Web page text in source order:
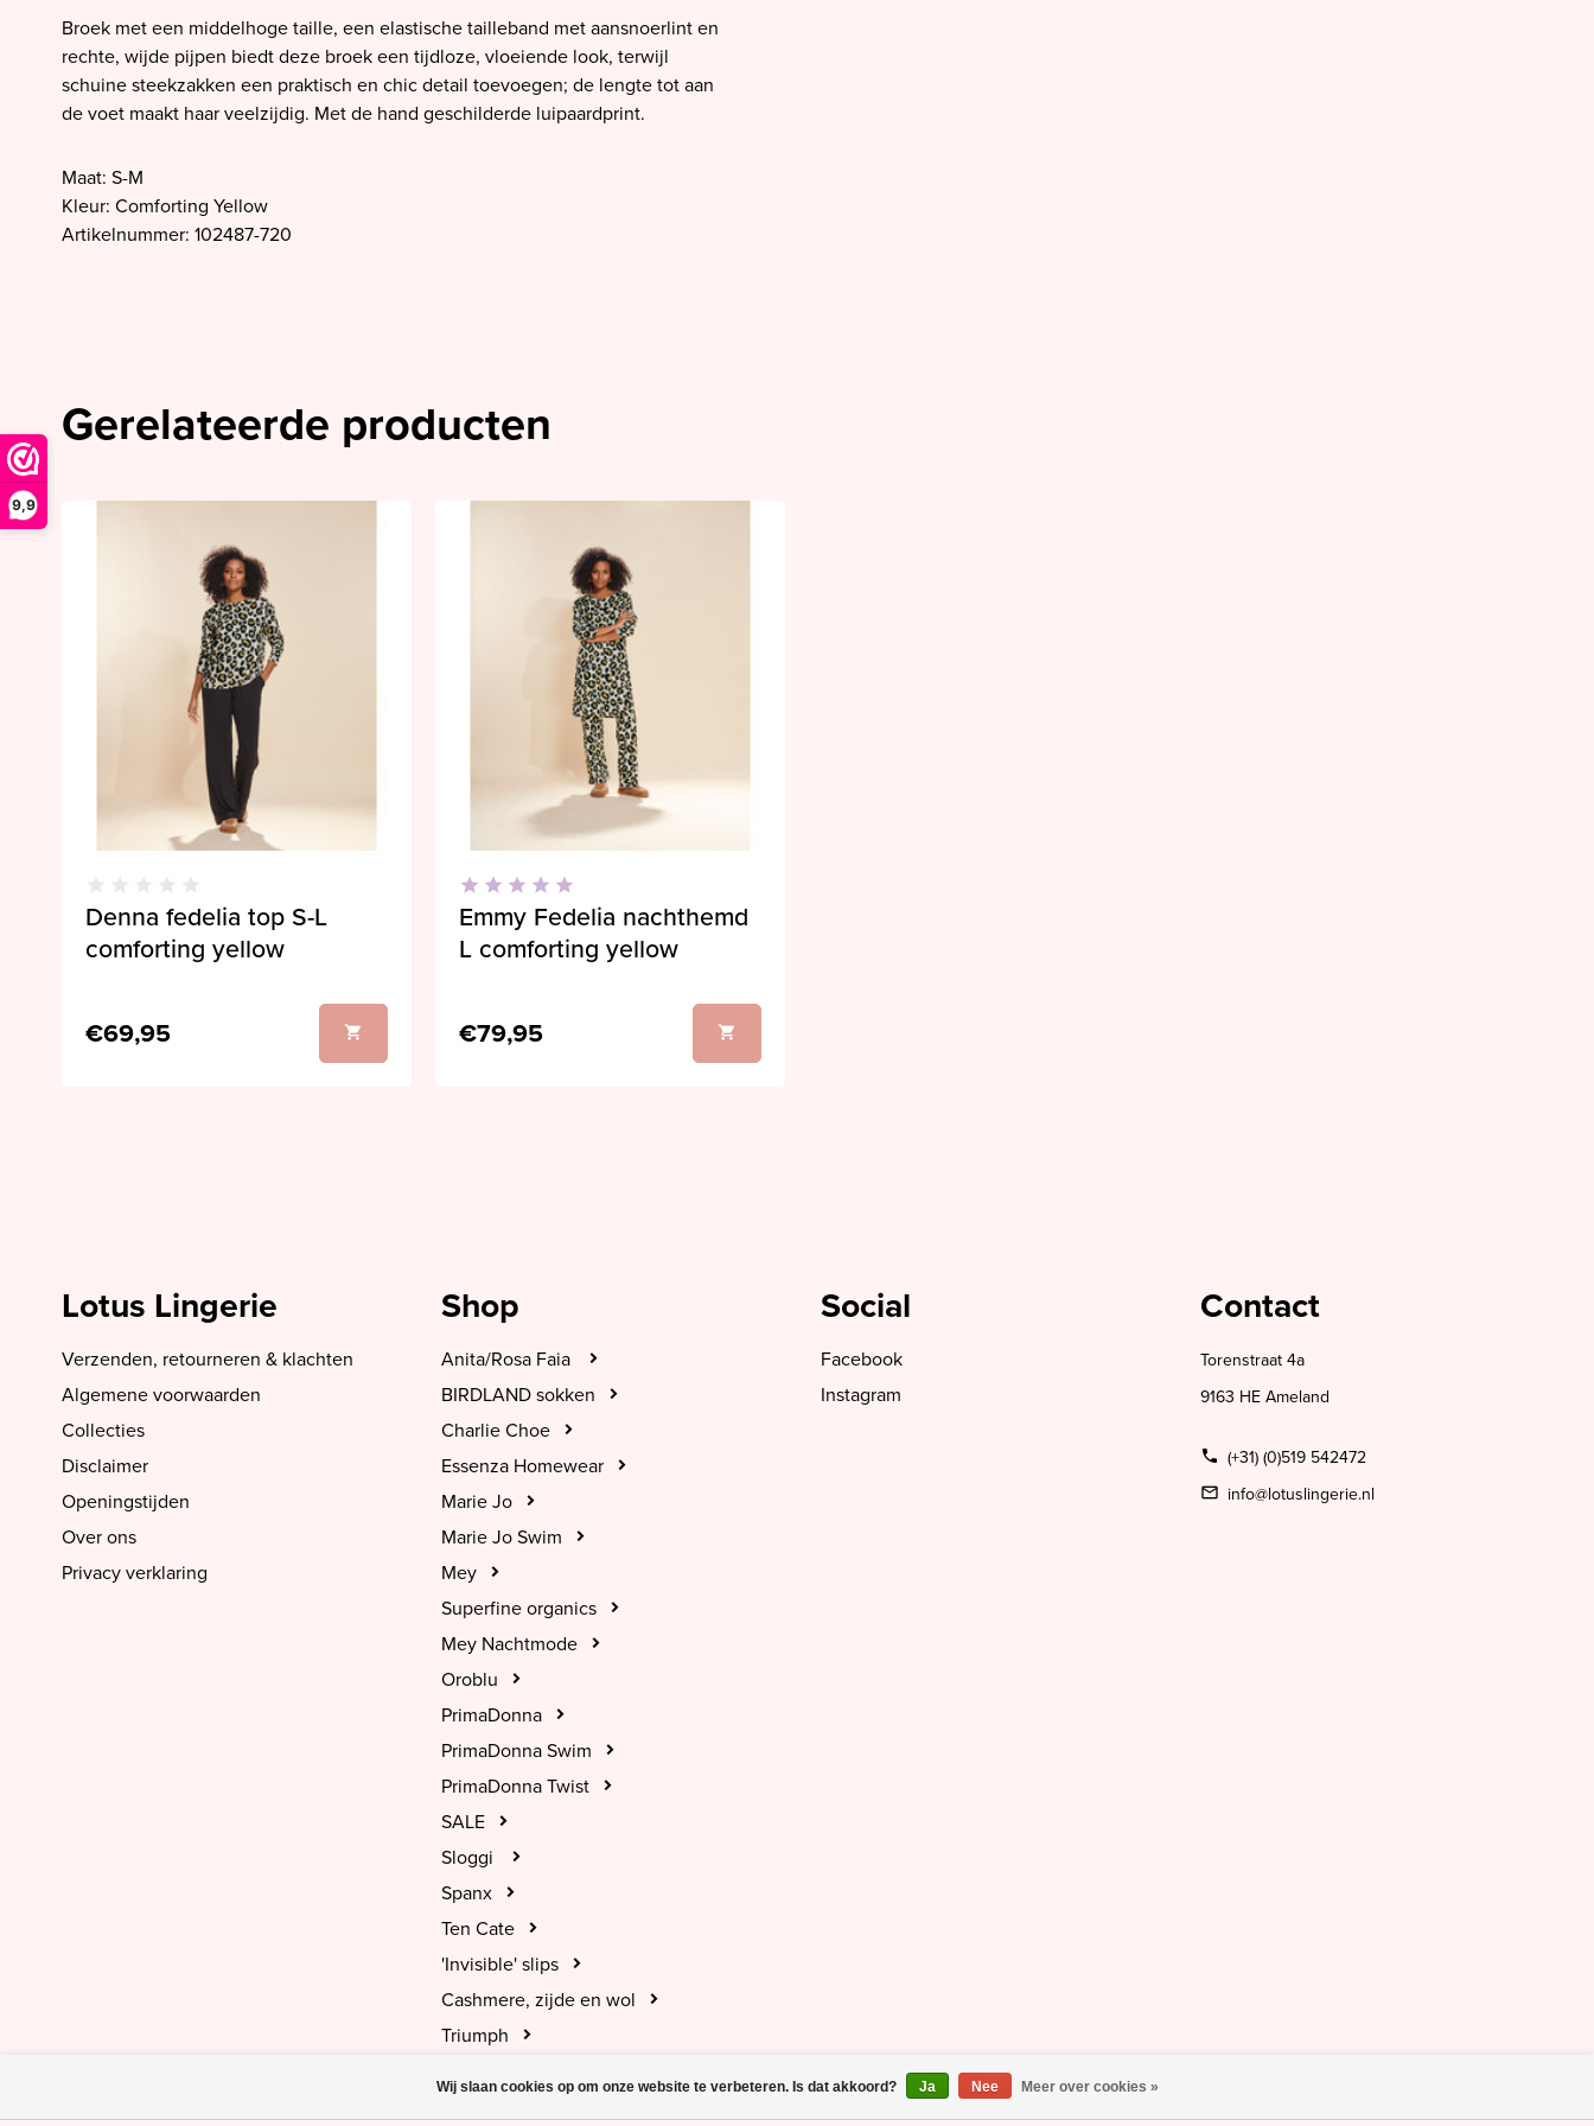
9,9
SALE PrimaDonna Twist
SALE PrimaDonna Swim
Broek met een middelhoge taille, een elastische tailleband met aansnoerlint en
rechte, wijde pijpen biedt deze broek een tijdloze, vloeiende look, terwijl
schuine steekzakken een praktisch en chic detail toevoegen; de lengte tot aan
de voet maakt haar veelzijdig. Met de hand geschilderde luipaardprint.
Maat: S-M
Kleur: Comforting Yellow
Artikelnummer: 102487-720
Gerelateerde producten
Denna fedelia top S-L
comforting yellow
€69,95
Emmy Fedelia nachthemd
L comforting yellow
€79,95
Lotus Lingerie
Verzenden, retourneren & klachten
Algemene voorwaarden
Collecties
Disclaimer
Openingstijden
Over ons
Privacy verklaring
Shop
Anita/Rosa Faia
BIRDLAND sokken
Charlie Choe
Essenza Homewear
Marie Jo
Marie Jo Swim
Mey
Superfine organics
Mey Nachtmode
Oroblu
PrimaDonna
PrimaDonna Swim
PrimaDonna Twist
SALE
Sloggi
Spanx
Ten Cate
'Invisible' slips
Cashmere, zijde en wol
Triumph
Social
Facebook
Instagram
Contact
Torenstraat 4a
9163 HE Ameland
(+31) (0)519 542472
info@lotuslingerie.nl
Wij slaan cookies op om onze website te verbeteren. Is dat akkoord? Ja Nee Meer over cookies »